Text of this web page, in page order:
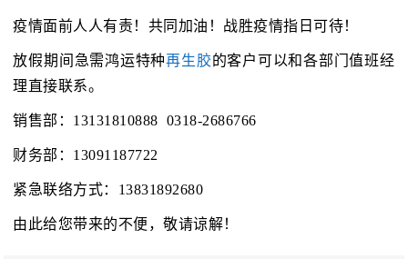
疫情面前人人有责！共同加油！战胜疫情指日可待！
放假期间急需鸿运特种再生胶的客户可以和各部门值班经
理直接联系。
销售部：13131810888 0318-2686766
财务部：13091187722
紧急联络方式：13831892680
由此给您带来的不便，敬请谅解！